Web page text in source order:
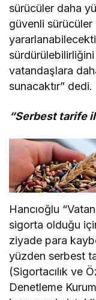
sürücüler daha
güvenli
vatandaşlara
sunacaktır” dedi.
“Serbest tarife
Hancıoğlu
sigorta olduğu
ziyade para
yüzden serbest
(Sigortacılık ve
Denetleme